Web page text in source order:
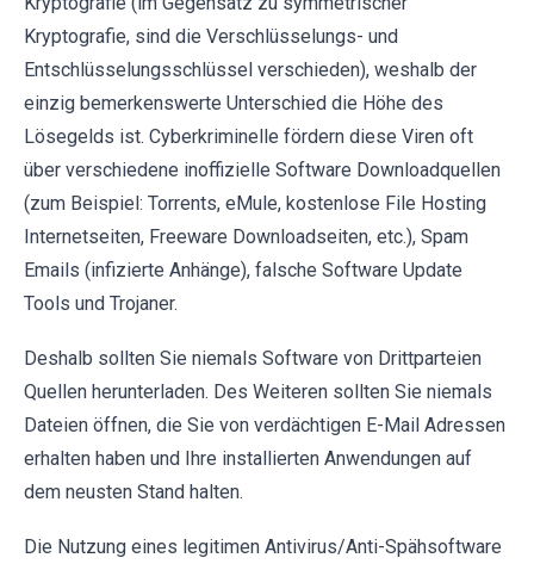
Kryptografie, sind die Verschlüsselungs- und
Entschlüsselungsschlüssel verschieden), weshalb der
einzig bemerkenswerte Unterschied die Höhe des
Lösegelds ist. Cyberkriminelle fördern diese Viren oft
über verschiedene inoffizielle Software Downloadquellen
(zum Beispiel: Torrents, eMule, kostenlose File Hosting
Internetseiten, Freeware Downloadseiten, etc.), Spam
Emails (infizierte Anhänge), falsche Software Update
Tools und Trojaner.
Deshalb sollten Sie niemals Software von Drittparteien
Quellen herunterladen. Des Weiteren sollten Sie niemals
Dateien öffnen, die Sie von verdächtigen E-Mail Adressen
erhalten haben und Ihre installierten Anwendungen auf
dem neusten Stand halten.
Die Nutzung eines legitimen Antivirus/Anti-Spähsoftware